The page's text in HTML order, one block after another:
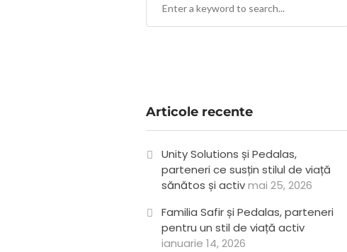
Articole recente
Unity Solutions și Pedalas,
parteneri ce susțin stilul de viață
sănătos și activmai 25, 2026
Familia Safir și Pedalas, parteneri
pentru un stil de viață activ
ianuarie 14, 2026